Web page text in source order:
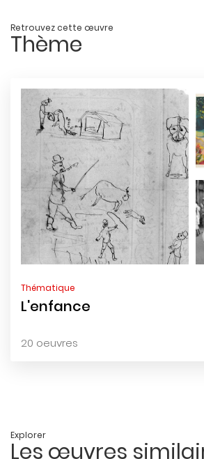
Retrouvez cette œuvre
Thème
Thématique
L'enfance
20 oeuvres
Explorer
Les œuvres